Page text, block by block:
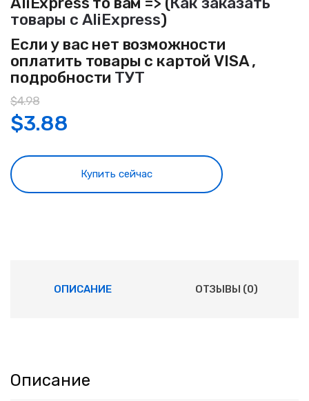
товары с AliExpress)
Если у вас нет возможности
оплатить товары с картой VISA ,
подробности ТУТ
$4.98
$3.88
Купить сейчас
ОПИСАНИЕ ОТЗЫВЫ (0)
Описание